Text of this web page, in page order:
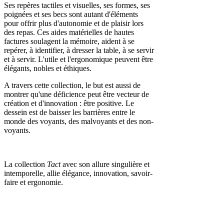
Ses repères tactiles et visuelles, ses formes, ses
poignées et ses becs sont autant d'éléments
pour offrir plus d'autonomie et de plaisir lors
des repas. Ces aides matérielles de hautes
factures soulagent la mémoire, aident à se
repérer, à identifier, à dresser la table, à se servir
et à servir. L'utile et l'ergonomique peuvent être
élégants, nobles et éthiques.
A travers cette collection, le but est aussi de
montrer qu'une déficience peut être vecteur de
création et d'innovation : être positive. Le
dessein est de baisser les barrières entre le
monde des voyants, des malvoyants et des non-
voyants.
La collection Tactavec son allure singulière et
intemporelle, allie élégance, innovation, savoir-
faire et ergonomie.